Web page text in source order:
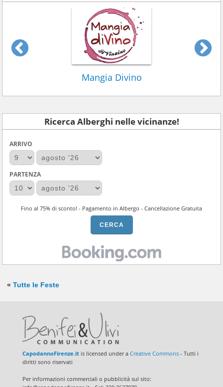
Mangia Divino
Ricerca Alberghi nelle vicinanze!
ARRIVO
PARTENZA
Fino al 75% di sconto! - Pagamento in Albergo - Cancellazione Gratuita
«Tutte le Feste
CapodannoFirenze.itis licensed under a Creative Commons- Tutti i
diritti sono riservati
Per informazioni commerciali o pubblicità sul sito: